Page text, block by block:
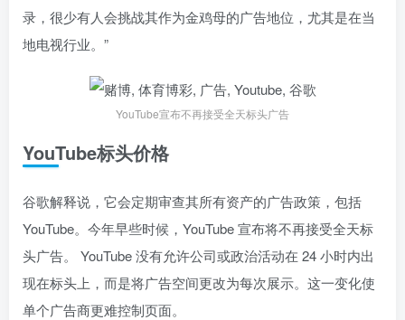
录，很少有人会挑战其作为金鸡母的广告地位，尤其是在当
地电视行业。”
YouTube宣布不再接受全天标头广告
YouTube标头价格
谷歌解释说，它会定期审查其所有资产的广告政策，包括
YouTube。今年早些时候，YouTube 宣布将不再接受全天标
头广告。 YouTube 没有允许公司或政治活动在 24 小时内出
现在标头上，而是将广告空间更改为每次展示。这一变化使
单个广告商更难控制页面。